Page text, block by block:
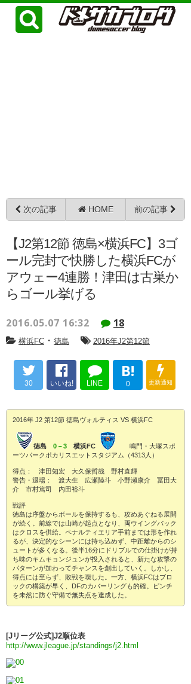
次の記事 HOME 前の記事
【J2第12節 徳島×横浜FC】3ゴ
ール完封で快勝した横浜FCが
アウェー4連勝！津田は古巣か
らゴール挙げる
2016.05.07 16:32 18
横浜FC ・ 徳島 2016年J2第12節
30 いいね! LINE
B!
0 更新通知
2016年 J2 第12節 徳島ヴォルティス VS 横浜FC
徳島 0－3 横浜FC
鳴門・大塚スポ
ーツパークポカリスエットスタジアム（4313人）
得点： 津田知宏 大久保哲哉 野村直輝
警告・退場： 渡大生 広瀬陸斗 小野瀬康介 冨田大
介 市村篤司 内田裕斗
戦評
徳島は序盤からボールを保持するも、攻めあぐねる展開
が続く。前線では山崎が起点となり、両ウイングバック
はクロスを供給。ペナルティエリア手前までは形を作れ
るが、決定的なシーンには持ち込めず、中距離からのシ
ュートが多くなる。後半16分にドリブルでの仕掛けが持
ち味のキムキョンジュンが投入されると、新たな攻撃の
パターンが加わってチャンスを創出していく。しかし、
得点には至らず、敗戦を喫した。一方、横浜FCはブロ
ックの構築が早く、DFのカバーリングも的確。ピンチ
を未然に防ぐ守備で無失点を達成した。
[Jリーグ公式]J2順位表
http://www.jleague.jp/standings/j2.html